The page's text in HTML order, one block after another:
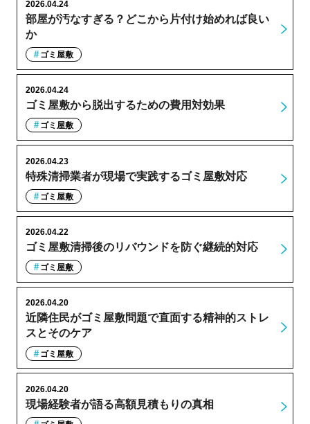
部屋が汚なすぎる？どこから片付け始めれば良い
か
2026.04.24
ゴミ屋敷
ゴミ屋敷から脱出するための費用対効果
2026.04.24
ゴミ屋敷
特殊清掃業者が現場で実践するゴミ屋敷対応
2026.04.23
ゴミ屋敷
ゴミ屋敷清掃後のリバウンドを防ぐ継続的対応
2026.04.22
ゴミ屋敷
近隣住民がゴミ屋敷問題で直面する精神的ストレ
スとそのケア
2026.04.20
ゴミ屋敷
現場経験者が語る高額見積もりの真相
2026.04.20